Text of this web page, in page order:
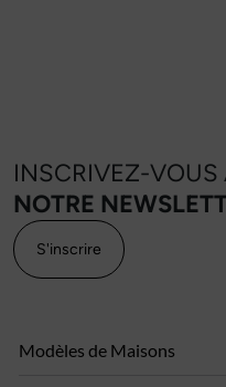
INSCRIVEZ-VOUS
NOTRE
S'inscrire
Modèles de Maisons